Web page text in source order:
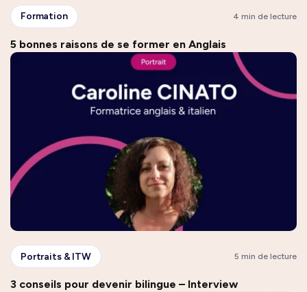
Formation 4 min de lecture
5 bonnes raisons de se former en Anglais
Portraits & ITW 5 min de lecture
3 conseils pour devenir bilingue – Interview